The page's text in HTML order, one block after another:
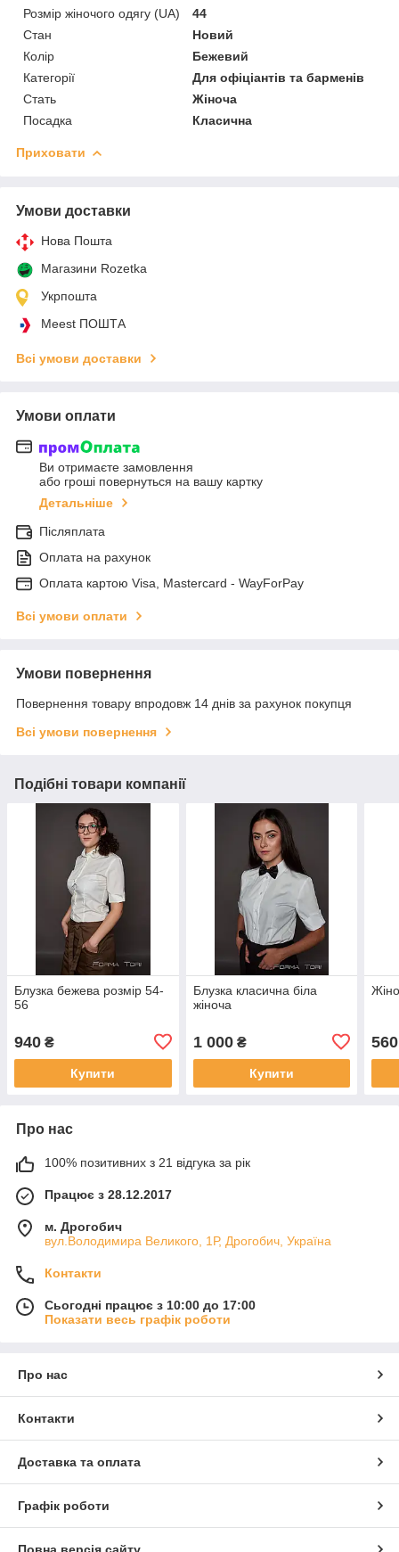
Розмір жіночого одягу (UA)
44
Стан
Новий
Колір
Бежевий
Категорії
Для офіціантів та барменів
Стать
Жіноча
Посадка
Класична
Приховати
Умови доставки
Нова Пошта
Магазини Rozetka
Укрпошта
Meest ПОШТА
Всі умови доставки
Умови оплати
Ви отримаєте замовлення
або гроші повернуться на вашу картку
Детальніше
Післяплата
Оплата на рахунок
Оплата картою Visa, Mastercard - WayForPay
Всі умови оплати
Умови повернення
Повернення товару впродовж 14 днів за рахунок покупця
Всі умови повернення
Подібні товари компанії
Блузка бежева розмір 54-
56
940 ₴
Купити
Блузка класична біла
жіноча
1 000₴
Купити
560
Про нас
100% позитивних з 21 відгука за рік
Працює з 28.12.2017
м. Дрогобич
вул.Володимира Великого, 1Р, Дрогобич, Україна
Контакти
Сьогодні працює з 10:00 до 17:00
Показати весь графік роботи
Про нас
Контакти
Доставка та оплата
Графік роботи